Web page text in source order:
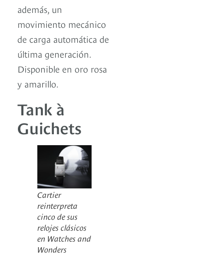
además, un
movimiento mecánico
de carga automática de
última generación.
Disponible en oro rosa
y amarillo.
Tank à
Guichets
Cartier
reinterpreta
cinco de sus
relojes clásicos
en Watches and
Wonders